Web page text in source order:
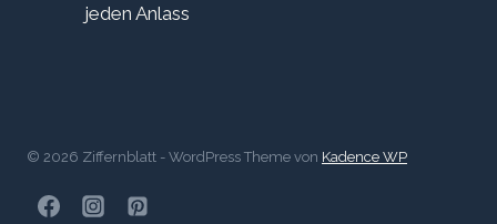
jeden Anlass
© 2026 Ziffernblatt - WordPress Theme von Kadence WP